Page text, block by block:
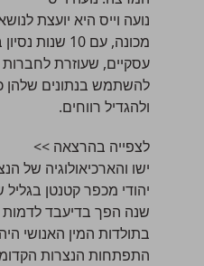
מכונה, עם 10
עסקיים, שעוזרת לחברות
להשתמש בנתונים שלהן
ולהגדיל רווחים.
לצפייה בהרצאה >>
ישו והארכיאולוגיה של
יהודי מכפר קטנטן
שנה הפך בדיעבד
בתולדות המין האנושי
התפתחות הנצרות